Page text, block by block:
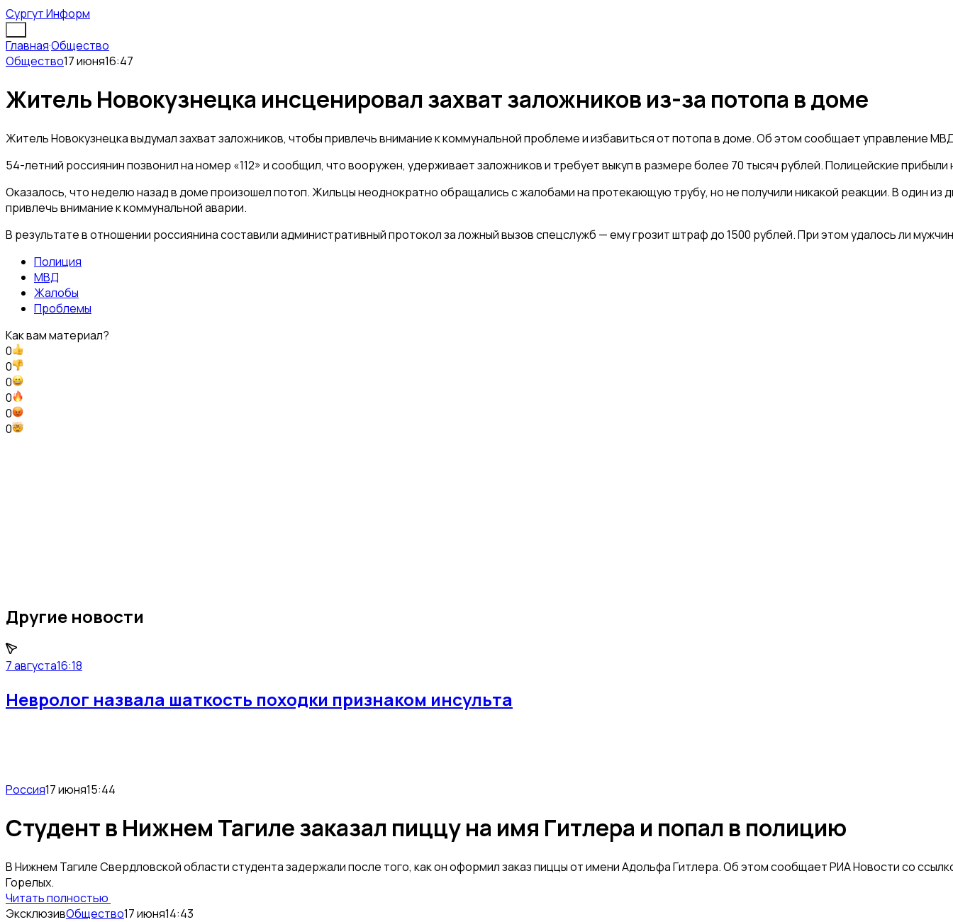
Сургут Информ
Главная·Общество
Общество17 июня16:47
Житель Новокузнецка инсценировал захват заложников из-за потопа в доме
Житель Новокузнецка выдумал захват заложников, чтобы привлечь внимание к коммунальной проблеме и избавиться от потопа в доме. Об этом сообщает управление
54-летний россиянин позвонил на номер «112» и сообщил, что вооружен, удерживает заложников и требует выкуп в размере более 70 тысяч рублей. Полицейские
Оказалось, что неделю назад в доме произошел потоп. Жильцы неоднократно обращались с жалобами на протекающую трубу, но не получили никакой реакции. В один
привлечь внимание к коммунальной аварии.
В результате в отношении россиянина составили административный протокол за ложный вызов спецслужб — ему грозит штраф до 1500 рублей. При этом удалось ли
Полиция
МВД
Жалобы
Проблемы
Как вам материал?
0
0
0
0
0
0
Другие новости
7 августа16:18
Невролог назвала шаткость походки признаком инсульта
Россия17 июня15:44
Студент в Нижнем Тагиле заказал пиццу на имя Гитлера и попал в полицию
В Нижнем Тагиле Свердловской области студента задержали после того, как он оформил заказ пиццы от имени Адольфа Гитлера. Об этом сообщает РИА Новости со
Горелых.
Читать полностью
ЭксклюзивОбщество17 июня14:43